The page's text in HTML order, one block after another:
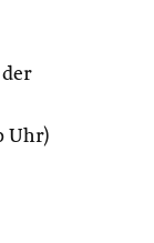
Uhr)